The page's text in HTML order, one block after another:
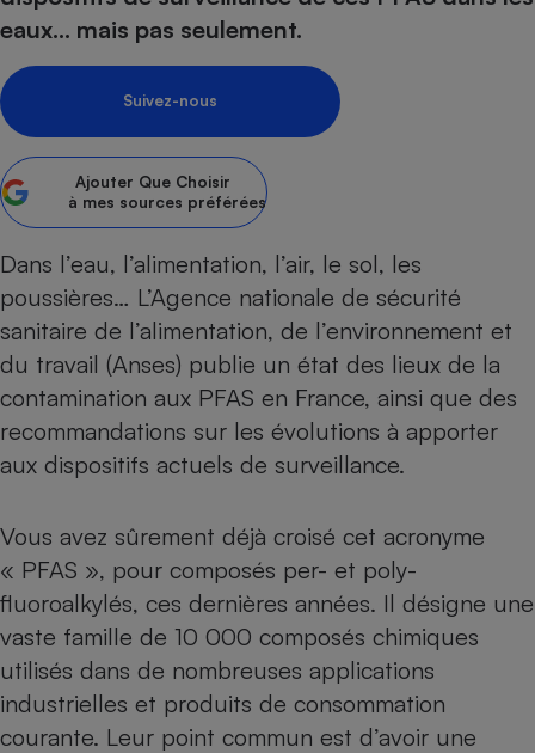
eaux… mais pas seulement.
Suivez-nous
Ajouter Que Choisir
à mes sources préférées
Dans l’eau, l’alimentation, l’air, le sol, les
poussières… L’Agence nationale de sécurité
sanitaire de l’alimentation, de l’environnement et
du travail (Anses) publie un état des lieux de la
contamination aux PFAS en France, ainsi que des
recommandations sur les évolutions à apporter
aux dispositifs actuels de surveillance.
Vous avez sûrement déjà croisé cet acronyme
« PFAS », pour composés per- et poly-
fluoroalkylés, ces dernières années. Il désigne une
vaste famille de 10 000 composés chimiques
utilisés dans de nombreuses applications
industrielles et produits de consommation
courante. Leur point commun est d’avoir une
Assurance emprunteur
Petit électroménager -
Plaque de cuisson à
induction
Téléviseur
Téléphone mobile -
Smartphone
Radiateur électrique
Climatiseur -
Ventilateur
Antimoustique